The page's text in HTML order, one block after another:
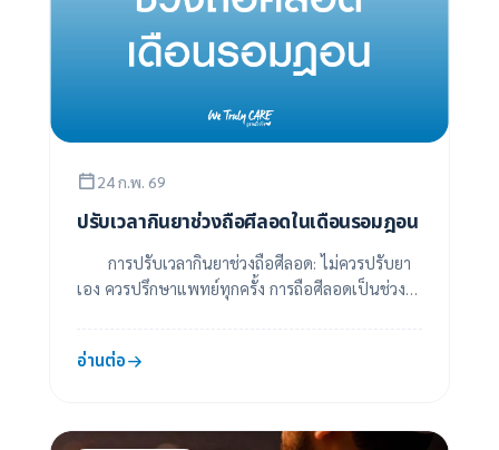
24 ก.พ. 69
ปรับเวลากินยาช่วงถือศีลอดในเดือนรอมฎอน
การปรับเวลากินยาช่วงถือศีลอด: ไม่ควรปรับยา
เอง ควรปรึกษาแพทย์ทุกครั้ง การถือศีลอดเป็นช่วง
อ่านต่อ